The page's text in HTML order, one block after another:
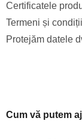
Certificatele
Termeni și condiții
Protejăm datele
Cum vă putem